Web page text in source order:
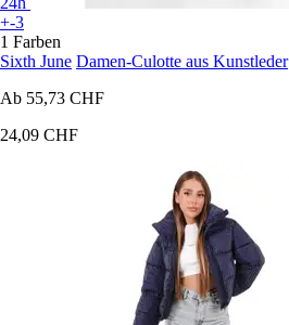
+-3
1 Farben
Sixth June Damen-Culotte aus Kunstleder
Ab 55,73 CHF
24,09 CHF